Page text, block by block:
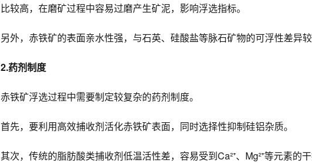
比较高，在磨矿过程中容易过磨产生矿泥，影响浮选指标。
另外，赤铁矿的表面亲水性强，与石英、硅酸盐等脉石矿物的可浮性差异
2.药剂制度
赤铁矿浮选过程中需要制定较复杂的药剂制度。
首先，要利用高效捕收剂活化赤铁矿表面，同时选择性抑制硅铝杂质。
其次，传统的脂肪酸类捕收剂低温活性差，容易受到Ca²⁺、Mg²⁺等元素的干